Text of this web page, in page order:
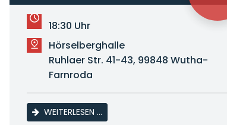
18:30 Uhr
Hörselberghalle
Ruhlaer Str. 41-43, 99848 Wutha-
Farnroda
WEITERLESEN …EINWOHNERVERSAMMLUNG